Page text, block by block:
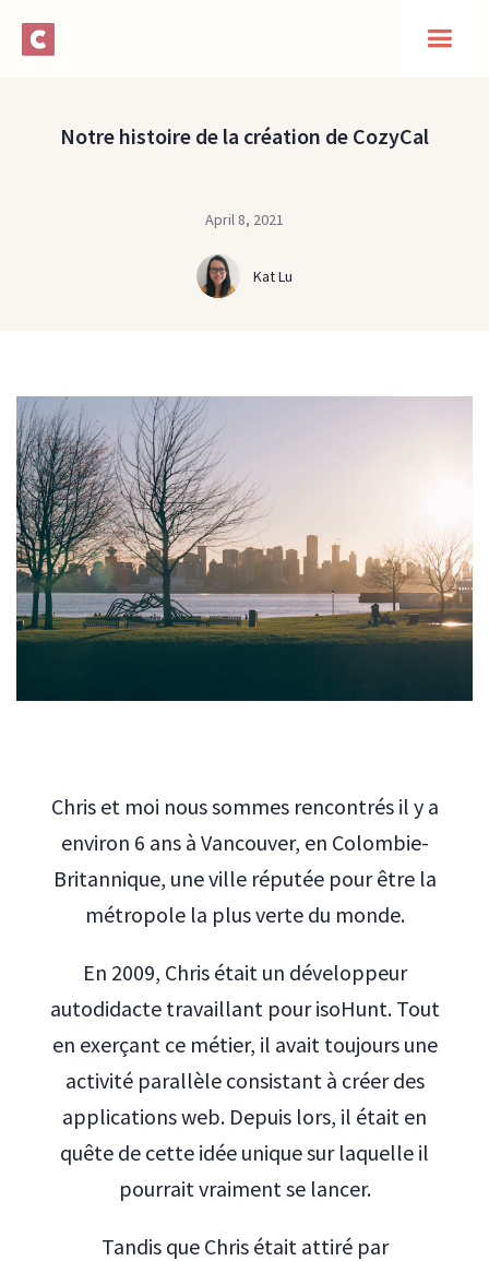
Notre histoire de la création de CozyCal
April 8, 2021
Kat Lu
Chris et moi nous sommes rencontrés il y a
environ 6 ans à Vancouver, en Colombie-
Britannique, une ville réputée pour être la
métropole la plus verte du monde.
En 2009, Chris était un développeur
autodidacte travaillant pour isoHunt. Tout
en exerçant ce métier, il avait toujours une
activité parallèle consistant à créer des
applications web. Depuis lors, il était en
quête de cette idée unique sur laquelle il
pourrait vraiment se lancer.
Tandis que Chris était attiré par